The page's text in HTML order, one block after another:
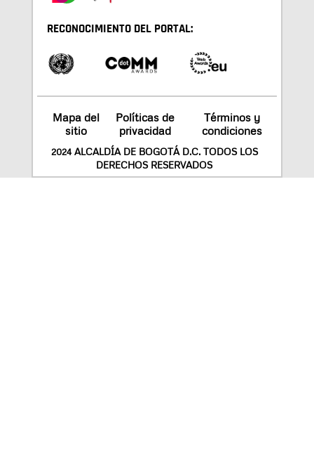
RECONOCIMIENTO DEL PORTAL:
Mapa del
sitio
Políticas de
privacidad
Términos y
condiciones
2024 ALCALDÍA DE BOGOTÁ D.C. TODOS LOS
DERECHOS RESERVADOS